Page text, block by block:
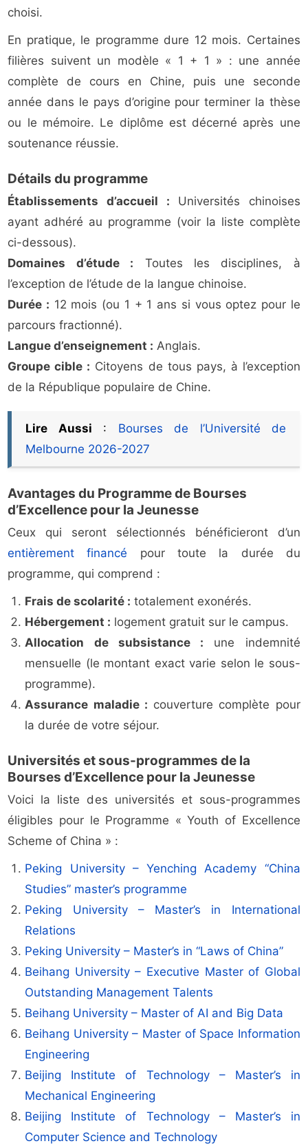
choisi.
En pratique, le programme dure 12 mois. Certaines
filières suivent un modèle « 1 + 1 » : une année
complète de cours en Chine, puis une seconde
année dans le pays d’origine pour terminer la thèse
ou le mémoire. Le diplôme est décerné après une
soutenance réussie.
Détails du programme
Établissements d’accueil : Universités chinoises
ayant adhéré au programme (voir la liste complète
ci-dessous).
Domaines d’étude : Toutes les disciplines, à
l’exception de l’étude de la langue chinoise.
Durée : 12 mois (ou 1 + 1 ans si vous optez pour le
parcours fractionné).
Langue d’enseignement : Anglais.
Groupe cible : Citoyens de tous pays, à l’exception
de la République populaire de Chine.
Lire Aussi : Bourses de l’Université de
Melbourne 2026-2027
Avantages du Programme de Bourses
d’Excellence pour la Jeunesse
Ceux qui seront sélectionnés bénéficieront d’un
entièrement financé pour toute la durée du
programme, qui comprend :
Frais de scolarité : totalement exonérés.
Hébergement : logement gratuit sur le campus.
Allocation de subsistance : une indemnité
mensuelle (le montant exact varie selon le sous-
programme).
Assurance maladie : couverture complète pour
la durée de votre séjour.
Universités et sous-programmes de la
Bourses d’Excellence pour la Jeunesse
Voici la liste des universités et sous-programmes
éligibles pour le Programme « Youth of Excellence
Scheme of China » :
Peking University – Yenching Academy “China
Studies” master’s programme
Peking University – Master’s in International
Relations
Peking University – Master’s in “Laws of China”
Beihang University – Executive Master of Global
Outstanding Management Talents
Beihang University – Master of AI and Big Data
Beihang University – Master of Space Information
Engineering
Beijing Institute of Technology – Master’s in
Mechanical Engineering
Beijing Institute of Technology – Master’s in
Computer Science and Technology